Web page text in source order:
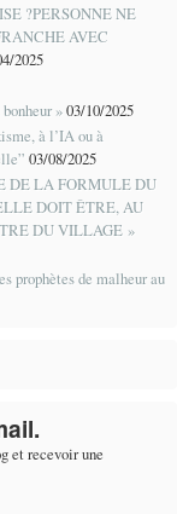
?PERSONNE NE
AVEC
2025
»03/10/2025
à l’IA ou à
03/08/2025
DE LA FORMULE DU
DOIT ÊTRE, AU
DU VILLAGE »
prophètes de malheur au
et recevoir une